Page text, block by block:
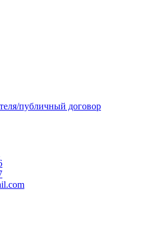
публичный договор